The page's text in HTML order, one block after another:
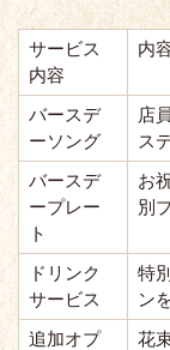
サービス
内容
内
バースデ
ーソング
店
ス
バースデ
ープレー
ト
お
別
ドリンク
サービス
特
ン
追加オプ
花